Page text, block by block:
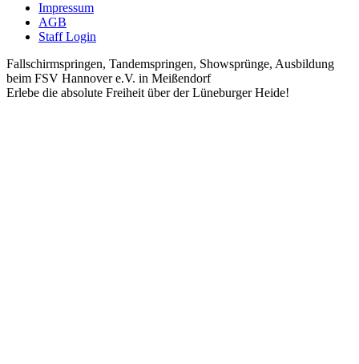
Impressum
AGB
Staff Login
Fallschirmspringen, Tandemspringen, Showsprünge, Ausbildung
beim FSV Hannover e.V. in Meißendorf
Erlebe die absolute Freiheit über der Lüneburger Heide!